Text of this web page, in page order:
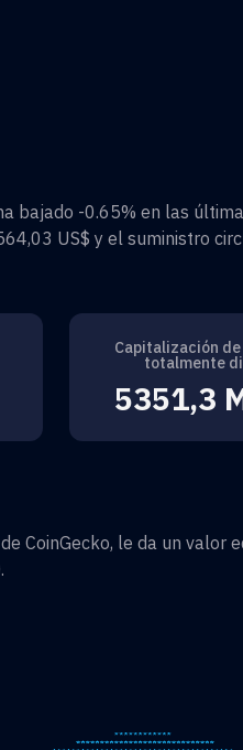
bajado -0.65% en las
US$ y el suministro
Capitalización
totalmente
5351,3
CoinGecko, le da un valor
.